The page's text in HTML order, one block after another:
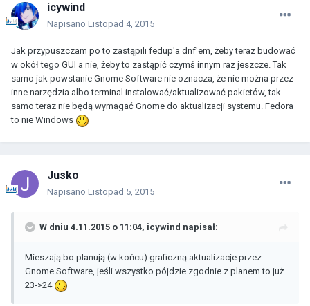
icywind
Napisano Listopad 4, 2015
Jak przypuszczam po to zastąpili fedup'a dnf'em, żeby teraz budować
w okół tego GUI a nie, żeby to zastąpić czymś innym raz jeszcze. Tak
samo jak powstanie Gnome Software nie oznacza, że nie można przez
inne narzędzia albo terminal instalować/aktualizować pakietów, tak
samo teraz nie będą wymagać Gnome do aktualizacji systemu. Fedora
to nie Windows
Jusko
Napisano Listopad 5, 2015
W dniu 4.11.2015 o 11:04, icywind napisał:
Mieszają bo planują (w końcu) graficzną aktualizacje przez
Gnome Software, jeśli wszystko pójdzie zgodnie z planem to już
23->24